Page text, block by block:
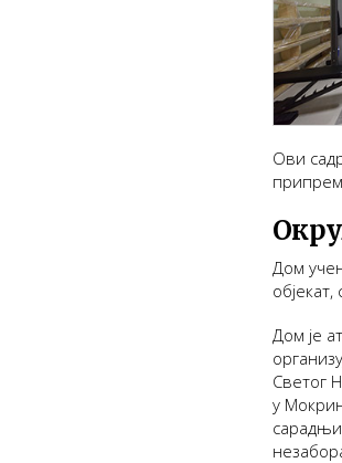
Ови
Дом
Дом је
Светог
у